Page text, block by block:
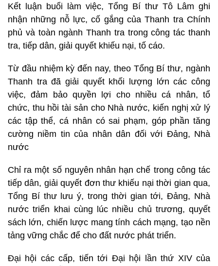
Kết luận buổi làm việc, Tổng Bí thư Tô Lâm ghi
nhận những nỗ lực, cố gắng của Thanh tra Chính
phủ và toàn ngành Thanh tra trong công tác thanh
tra, tiếp dân, giải quyết khiếu nại, tố cáo.
Từ đầu nhiệm kỳ đến nay, theo Tổng Bí thư, ngành
Thanh tra đã giải quyết khối lượng lớn các công
việc, đảm bảo quyền lợi cho nhiều cá nhân, tổ
chức, thu hồi tài sản cho Nhà nước, kiến nghị xử lý
các tập thể, cá nhân có sai phạm, góp phần tăng
cường niềm tin của nhân dân đối với Đảng, Nhà
nước
Chỉ ra một số nguyên nhân hạn chế trong công tác
tiếp dân, giải quyết đơn thư khiếu nại thời gian qua,
Tổng Bí thư lưu ý, trong thời gian tới, Đảng, Nhà
nước triển khai cùng lúc nhiều chủ trương, quyết
sách lớn, chiến lược mang tính cách mạng, tạo nền
tảng vững chắc để cho đất nước phát triển.
Đại hội các cấp, tiến tới Đại hội lần thứ XIV của